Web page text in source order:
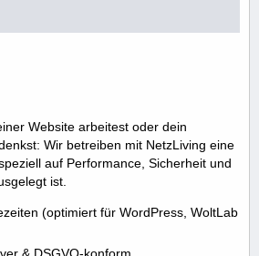
Website arbeitest oder dein
Wir betreiben mit NetzLiving eine
auf Performance, Sicherheit und
ist.
(optimiert für WordPress, WoltLab
& DSGVO-konform